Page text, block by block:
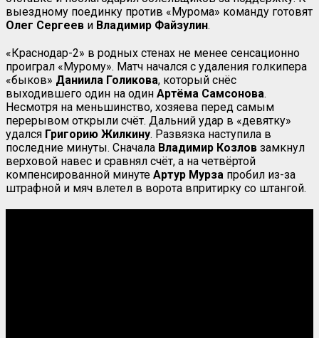
выездному поединку против «Мурома» команду готовят
Олег Сергеев и Владимир Файзулин.
«Краснодар-2» в родных стенах не менее сенсационно
проиграл «Мурому». Матч начался с удаления голкипера
«быков» Даниила Голикова, который снёс
выходившего один на один Артёма Самсонова.
Несмотря на меньшинство, хозяева перед самым
перерывом открыли счёт. Дальний удар в «девятку»
удался Григорию Жилкину. Развязка наступила в
последние минуты. Сначала Владимир Козлов замкнул
верховой навес и сравнял счёт, а на четвёртой
компенсированной минуте Артур Мурза пробил из-за
штрафной и мяч влетел в ворота впритирку со штангой.